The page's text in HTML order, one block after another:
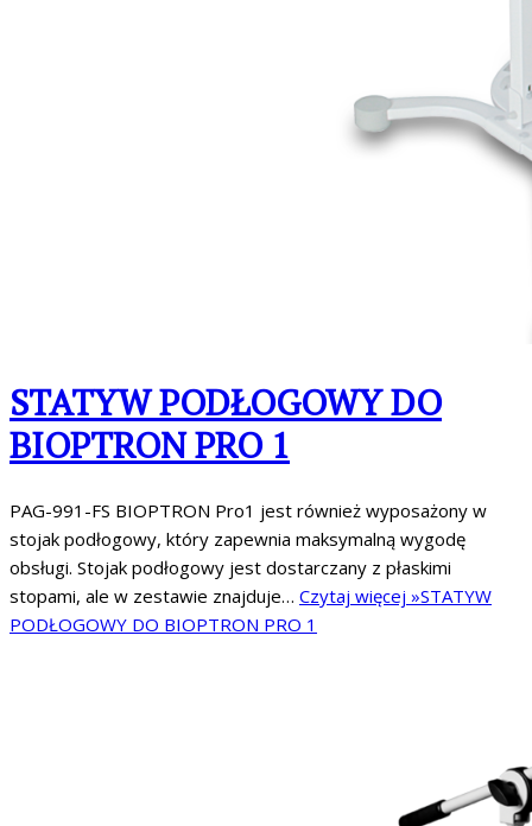
STATYW PODŁOGOWY DO
BIOPTRON PRO 1
PAG-991-FS BIOPTRON Pro1 jest również wyposażony w
stojak podłogowy, który zapewnia maksymalną wygodę
obsługi. Stojak podłogowy jest dostarczany z płaskimi
stopami, ale w zestawie znajduje… Czytaj więcej »STATYW
PODŁOGOWY DO BIOPTRON PRO 1